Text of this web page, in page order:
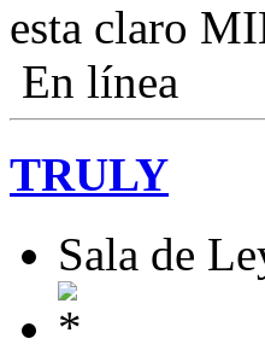
esta claro
En línea
TRULY
Sala de